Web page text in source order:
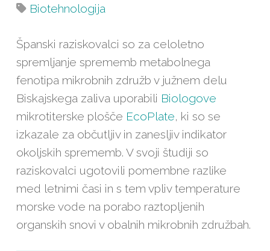
Biotehnologija
Španski raziskovalci so za celoletno
spremljanje sprememb metabolnega
fenotipa mikrobnih združb v južnem delu
Biskajskega zaliva uporabili Biologove
mikrotiterske plošče EcoPlate, ki so se
izkazale za občutljiv in zanesljiv indikator
okoljskih sprememb. V svoji študiji so
raziskovalci ugotovili pomembne razlike
med letnimi časi in s tem vpliv temperature
morske vode na porabo raztopljenih
organskih snovi v obalnih mikrobnih združbah.